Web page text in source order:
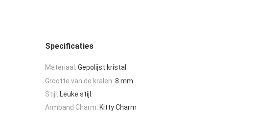
Specificaties
Materiaal: Gepolijst kristal
Grootte van de kralen: 8 mm
Stijl: Leuke stijl.
Armband Charm: Kitty Charm